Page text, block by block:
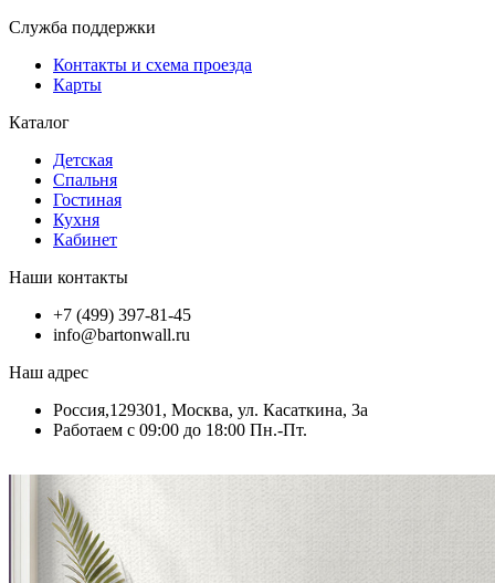
Служба поддержки
Контакты и схема проезда
Карты
Каталог
Детская
Спальня
Гостиная
Кухня
Кабинет
Наши контакты
+7 (499) 397-81-45
info@bartonwall.ru
Наш адрес
Россия,129301, Москва, ул. Касаткина, 3а
Работаем с 09:00 до 18:00 Пн.-Пт.